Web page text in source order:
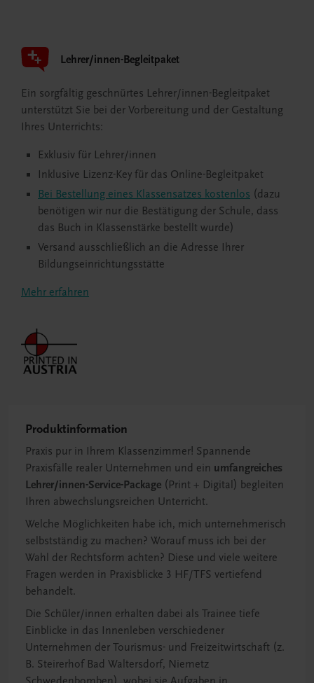
Lehrer/innen-Begleitpaket
Ein sorgfältig geschnürtes Lehrer/innen-Begleitpaket
unterstützt Sie bei der Vorbereitung und der Gestaltung
Ihres Unterrichts:
Exklusiv für Lehrer/innen
Inklusive Lizenz-Key für das Online-Begleitpaket
Bei Bestellung eines Klassensatzes kostenlos (dazu
benötigen wir nur die Bestätigung der Schule, dass
das Buch in Klassenstärke bestellt wurde)
Versand ausschließlich an die Adresse Ihrer
Bildungseinrichtungsstätte
Mehr erfahren
Produktinformation
Praxis pur in Ihrem Klassenzimmer! Spannende
Praxisfälle realer Unternehmen und ein umfangreiches
Lehrer/innen-Service-Package (Print + Digital) begleiten
Ihren abwechslungsreichen Unterricht.
Welche Möglichkeiten habe ich, mich unternehmerisch
selbstständig zu machen? Worauf muss ich bei der
Wahl der Rechtsform achten? Diese und viele weitere
Fragen werden in Praxisblicke 3 HF/TFS vertiefend
behandelt.
Die Schüler/innen erhalten dabei als Trainee tiefe
Einblicke in das Innenleben verschiedener
Unternehmen der Tourismus- und Freizeitwirtschaft (z.
B. Steirerhof Bad Waltersdorf, Niemetz